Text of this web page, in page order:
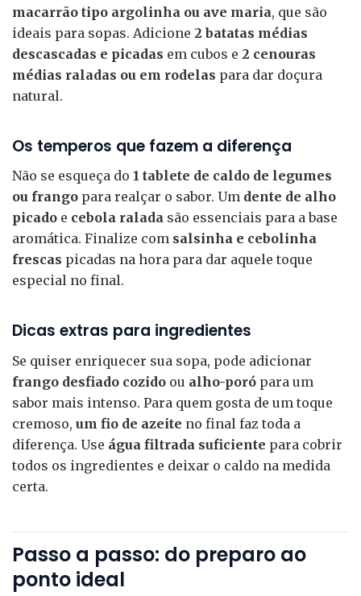
macarrão tipo argolinha ou ave maria, que são
ideais para sopas. Adicione 2 batatas médias
descascadas e picadas em cubos e 2 cenouras
médias raladas ou em rodelas para dar doçura
natural.
Os temperos que fazem a diferença
Não se esqueça do 1 tablete de caldo de legumes
ou frango para realçar o sabor. Um dente de alho
picado e cebola ralada são essenciais para a base
aromática. Finalize com salsinha e cebolinha
frescas picadas na hora para dar aquele toque
especial no final.
Dicas extras para ingredientes
Se quiser enriquecer sua sopa, pode adicionar
frango desfiado cozido ou alho-poró para um
sabor mais intenso. Para quem gosta de um toque
cremoso, um fio de azeite no final faz toda a
diferença. Use água filtrada suficiente para cobrir
todos os ingredientes e deixar o caldo na medida
certa.
Passo a passo: do preparo ao
ponto ideal